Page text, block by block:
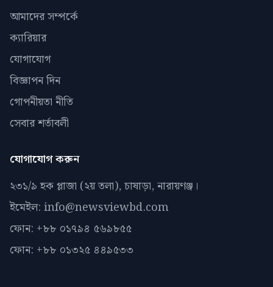
আমাদের সম্পর্কে
ক্যারিয়ার
যোগাযোগ
বিজ্ঞাপন দিন
গোপনীয়তা নীতি
সেবার শর্তাবলী
যোগাযোগ করুন
২৩১/৯ হক প্লাজা (২য় তলা), চাষাড়া, নারায়ণঞ্জ।
ইমেইল: info@newsviewbd.com
ফোন: +৮৮ ০১৭৯৪ ৫৬৯৮৫৫
ফোন: +৮৮ ০১৩২৫ ৪৪৯৫৩৩